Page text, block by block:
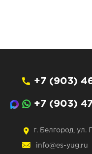
+7 (903)
+7 (903)
г. Белгород, ул.
info@es-yug.ru